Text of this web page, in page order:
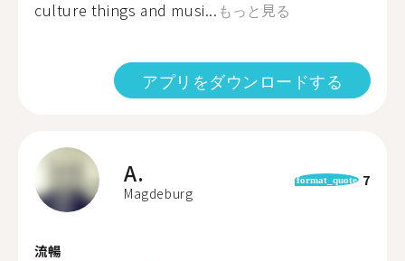
culture things and musi... もっと見る
アプリをダウンロードする
A.
Magdeburg
format_quote 7
流暢